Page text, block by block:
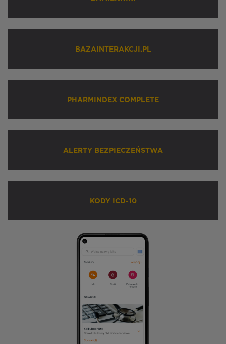
BAZAINTERAKCJI.PL
PHARMINDEX COMPLETE
ALERTY BEZPIECZEŃSTWA
KODY ICD-10